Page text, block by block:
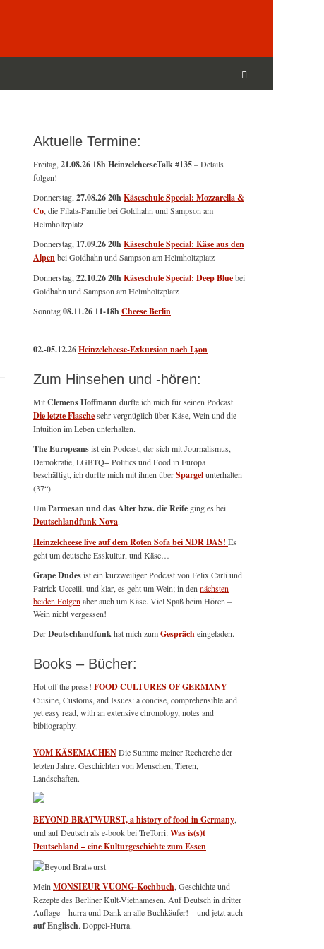
Aktuelle Termine:
Freitag, 21.08.26 18h HeinzelcheeseTalk #135– Details
folgen!
Donnerstag, 27.08.26 20hKäseschule Special: Mozzarella &
Co , die Filata-Familie bei Goldhahn und Sampson am
Helmholtzplatz
Donnerstag, 17.09.26 20hKäseschule Special: Käse aus den
Alpenbei Goldhahn und Sampson am Helmholtzplatz
Donnerstag, 22.10.26 20hKäseschule Special: Deep Bluebei
Goldhahn und Sampson am Helmholtzplatz
Sonntag08.11.26 11-18hCheese Berlin
02.-05.12.26Heinzelcheese-Exkursion nach Lyon
Zum Hinsehen und -hören:
MitClemens Hoffmanndurfte ich mich für seinen Podcast
Die letzte Flaschesehr vergnüglich über Käse, Wein und die
Intuition im Leben unterhalten.
The Europeansist ein Podcast, der sich mit Journalismus,
Demokratie, LGBTQ+ Politics und Food in Europa
beschäftigt, ich durfte mich mit ihnen überSpargelunterhalten
(37“).
UmParmesan und das Alter bzw. die Reife ging es bei
Deutschlandfunk Nova.
Heinzelcheese live auf dem Roten Sofa bei NDR DAS! Es
geht um deutsche Esskultur, und Käse…
Grape Dudesist ein kurzweiliger Podcast von Felix Carli und
Patrick Uccelli, und klar, es geht um Wein; in den nächsten
beiden Folgen aber auch um Käse. Viel Spaß beim Hören –
Wein nicht vergessen!
DerDeutschlandfunkhat mich zumGesprächeingeladen.
Books – Bücher:
Hot off the press! FOOD CULTURES OF GERMANY
Cuisine, Customs, and Issues: a concise, comprehensible and
yet easy read, with an extensive chronology, notes and
bibliography.
VOM KÄSEMACHENDie Summe meiner Recherche der
letzten Jahre. Geschichten von Menschen, Tieren,
Landschaften.
BEYOND BRATWURST, a history of food in Germany
und auf Deutsch als e-book bei TreTorri:Was is(s)t
Deutschland – eine Kulturgeschichte zum Essen
Mein MONSIEUR VUONG-Kochbuch , Geschichte und
Rezepte des Berliner Kult-Vietnamesen. Auf Deutsch in dritter
Auflage – hurra und Dank an alle Buchkäufer! – und jetzt auch
auf Englisch. Doppel-Hurra.